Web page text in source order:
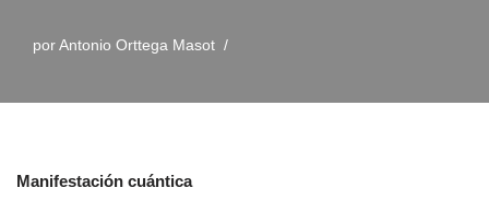
por Antonio Orttega Masot
Manifestación cuántica